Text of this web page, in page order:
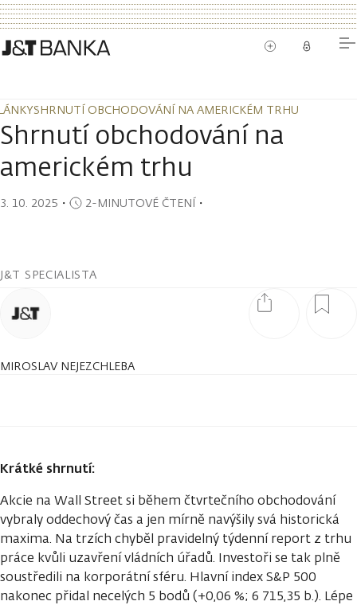
SHRNUTÍ OBCHODOVÁNÍ NA AMERICKÉM TRHU
SHRNUTÍ OBCHODOVÁNÍ NA AMERICKÉM TRHU
Shrnutí obchodování na
americkém trhu
3. 10. 2025 ・ 2-MINUTOVÉ ČTENÍ・
J&T SPECIALISTA
MIROSLAV NEJEZCHLEBA
Krátké shrnutí:
Akcie na Wall Street si během čtvrtečního obchodování
vybraly oddechový čas a jen mírně navýšily svá historická
maxima. Na trzích chyběl pravidelný týdenní report z trhu
práce kvůli uzavření vládních úřadů. Investoři se tak plně
soustředili na korporátní sféru. Hlavní index S&P 500
nakonec přidal necelých 5 bodů (+0,06 %; 6 715,35 b.). Lépe